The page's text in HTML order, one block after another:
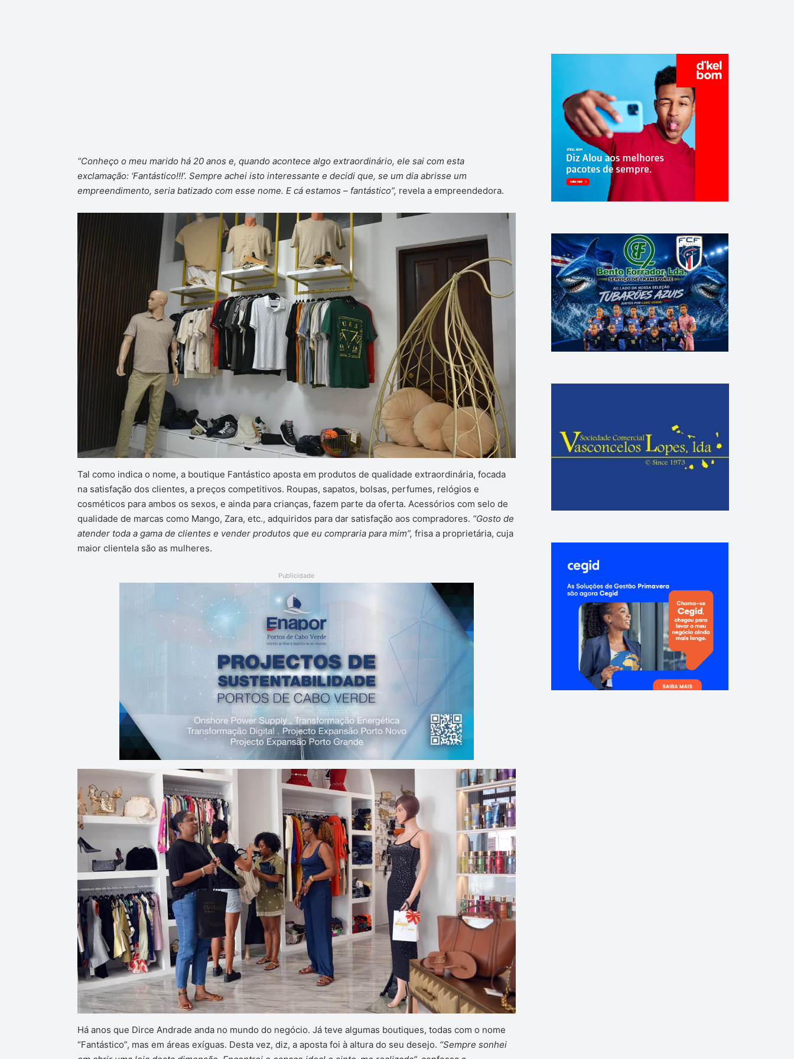
“Conheço o meu marido há 20 anos e, quando acontece algo extraordinário, ele sai com esta
exclamação: ‘Fantástico!!!’. Sempre achei isto interessante e decidi que, se um dia abrisse um
empreendimento, seria batizado com esse nome. E cá estamos – fantástico”, revela a empreendedora.
Tal como indica o nome, a boutique Fantástico aposta em produtos de qualidade extraordinária, focada
na satisfação dos clientes, a preços competitivos. Roupas, sapatos, bolsas, perfumes, relógios e
cosméticos para ambos os sexos, e ainda para crianças, fazem parte da oferta. Acessórios com selo de
qualidade de marcas como Mango, Zara, etc., adquiridos para dar satisfação aos compradores. “Gosto de
atender toda a gama de clientes e vender produtos que eu compraria para mim”, frisa a proprietária, cuja
maior clientela são as mulheres.
Publicidade
Há anos que Dirce Andrade anda no mundo do negócio. Já teve algumas boutiques, todas com o nome
“Fantástico”, mas em áreas exíguas. Desta vez, diz, a aposta foi à altura do seu desejo. “Sempre sonhei